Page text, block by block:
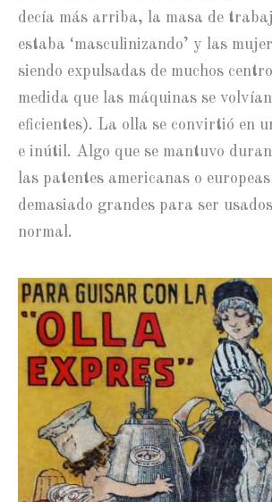
decía más arriba, la masa de
estaba ‘masculinizando’ y las
siendo expulsadas de muchos
medida que las máquinas se
eficientes). La olla se convirtió en
e inútil. Algo que se mantuvo
las patentes americanas o
demasiado grandes para ser
normal.